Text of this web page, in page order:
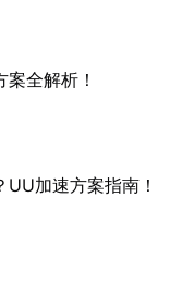
全解析！
加速方案指南！